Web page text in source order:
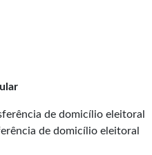
de domicílio eleitoral